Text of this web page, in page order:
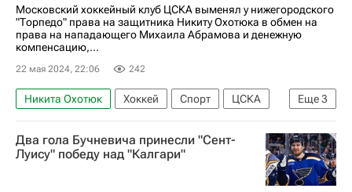
Московский хоккейный клуб ЦСКА выменял у нижегородского
"Торпедо" права на защитника Никиту Охотюка в обмен на
права на нападающего Михаила Абрамова и денежную
компенсацию,...
22 мая 2024, 22:06 242
Еще3
Никита Охотюк Хоккей Спорт
ЦСКА
Торпедо
Трактор Михаил Абрамов
Два гола Бучневича принесли "Сент-
Луису" победу над "Калгари"